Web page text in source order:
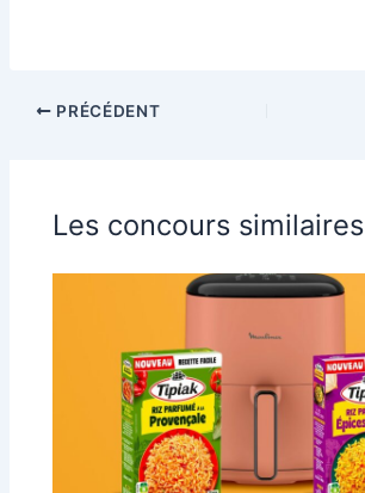
PRÉCÉDENT
Les concours similaires